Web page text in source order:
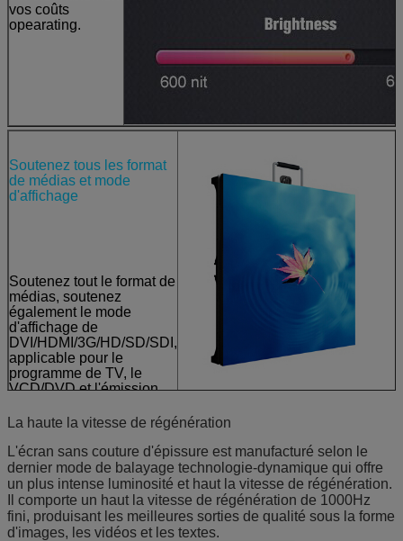
vos coûts
opearating.
Soutenez tous les format
de médias et mode
d'affichage
Soutenez tout le format de
médias, soutenez
également le mode
d'affichage de
DVI/HDMI/3G/HD/SD/SDI,
applicable pour le
programme de TV, le
VCD/DVD et l'émission
disponible (facultatif) pour
travail et la température
globales de chaque
armoire. Hotplug dans
l'alimentation d'énergie.
La haute la vitesse de régénération
L'écran sans couture d'épissure est manufacturé selon le
dernier mode de balayage technologie-dynamique qui offre
un plus intense luminosité et haut la vitesse de régénération.
Il comporte un haut la vitesse de régénération de 1000Hz
fini, produisant les meilleures sorties de qualité sous la forme
d'images, les vidéos et les textes.